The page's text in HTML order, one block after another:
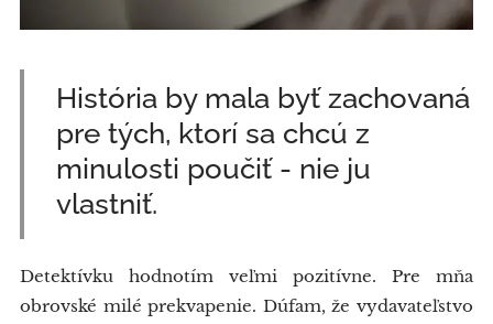
História by mala byť zachovaná
pre tých, ktorí sa chcú z
minulosti poučiť - nie ju
vlastniť.
Detektívku hodnotím veľmi pozitívne. Pre mňa
obrovské milé prekvapenie. Dúfam, že vydavateľstvo